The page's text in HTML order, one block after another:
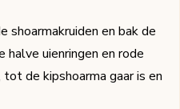
en bak de
halve uienringen en rode
de kipshoarma gaar is en